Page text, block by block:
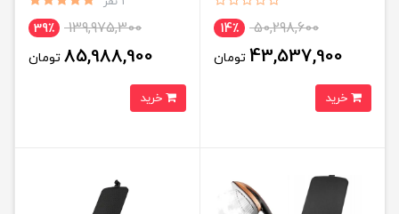
50,298,600 14٪
43,537,900 تومان
139,975,300 39٪
85,988,900 تومان